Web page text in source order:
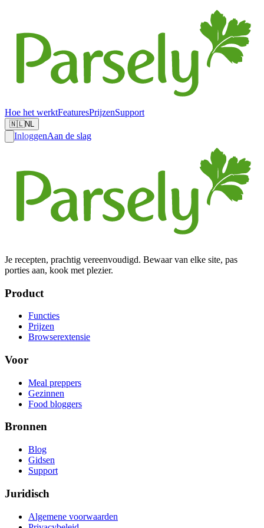
Hoe het werktFeaturesPrijzenSupport
🇳🇱NL
InloggenAan de slag
Je recepten, prachtig vereenvoudigd. Bewaar van elke site, pas
porties aan, kook met plezier.
Product
Functies
Prijzen
Browserextensie
Voor
Meal preppers
Gezinnen
Food bloggers
Bronnen
Blog
Gidsen
Support
Juridisch
Algemene voorwaarden